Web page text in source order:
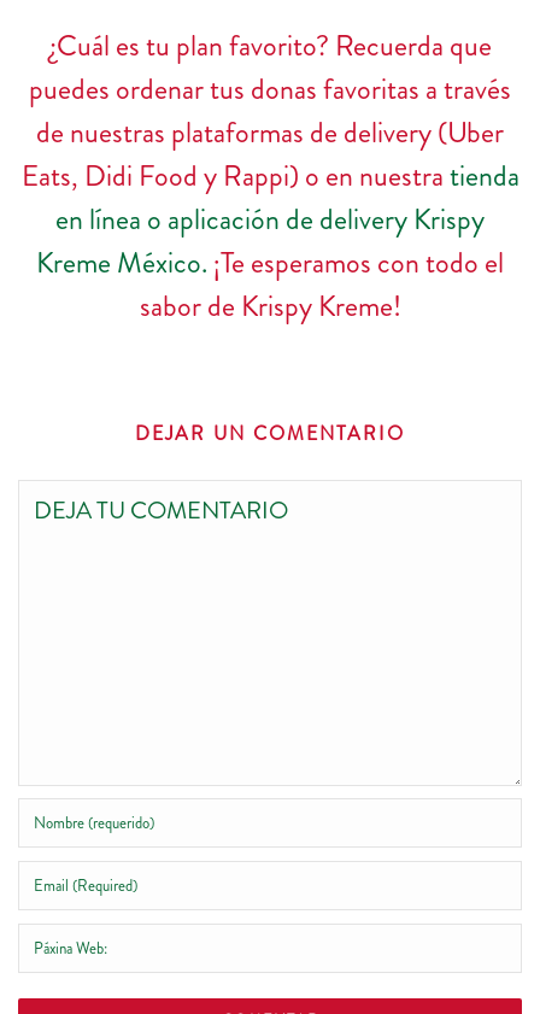
¿Cuál es tu plan favorito? Recuerda que
puedes ordenar tus donas favoritas a través
de nuestras plataformas de delivery (Uber
Eats, Didi Food y Rappi) o en nuestratienda
en línea o aplicación de delivery Krispy
Kreme México. ¡Te esperamos con todo el
sabor de Krispy Kreme!
DEJAR UN COMENTARIO